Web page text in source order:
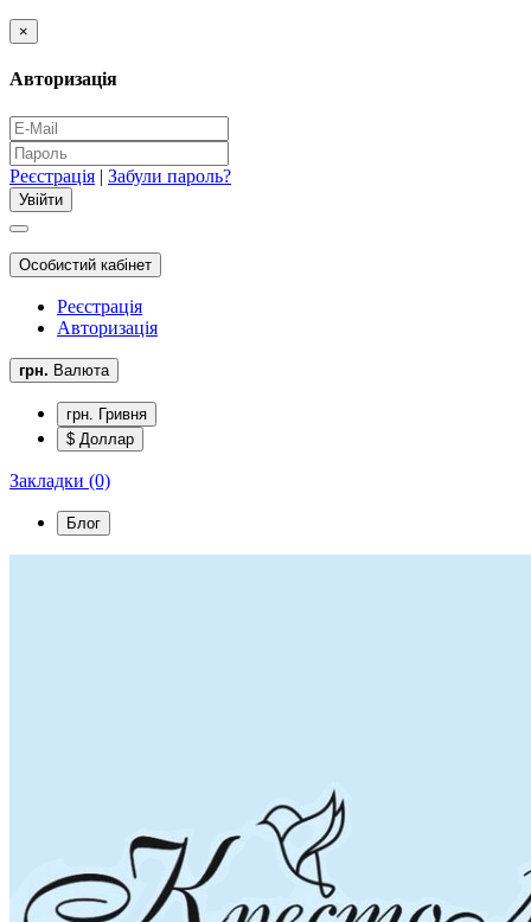
×
Авторизація
Реєстрація | Забули пароль?
Особистий кабінет
Реєстрація
Авторизація
грн. Валюта
грн. Гривня
$ Доллар
Закладки (0)
Блог